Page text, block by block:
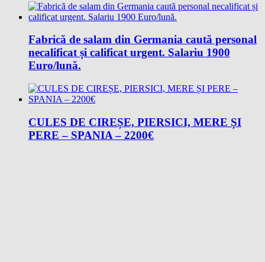
Fabrică de salam din Germania caută personal
necalificat și calificat urgent. Salariu 1900
Euro/lună.
CULES DE CIREȘE, PIERSICI, MERE ȘI
PERE – SPANIA – 2200€